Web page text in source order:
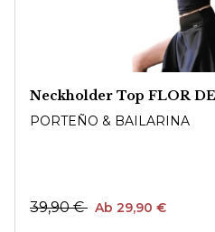
PORTEÑO & BAILARINA
39,90 € Ab 29,90 €